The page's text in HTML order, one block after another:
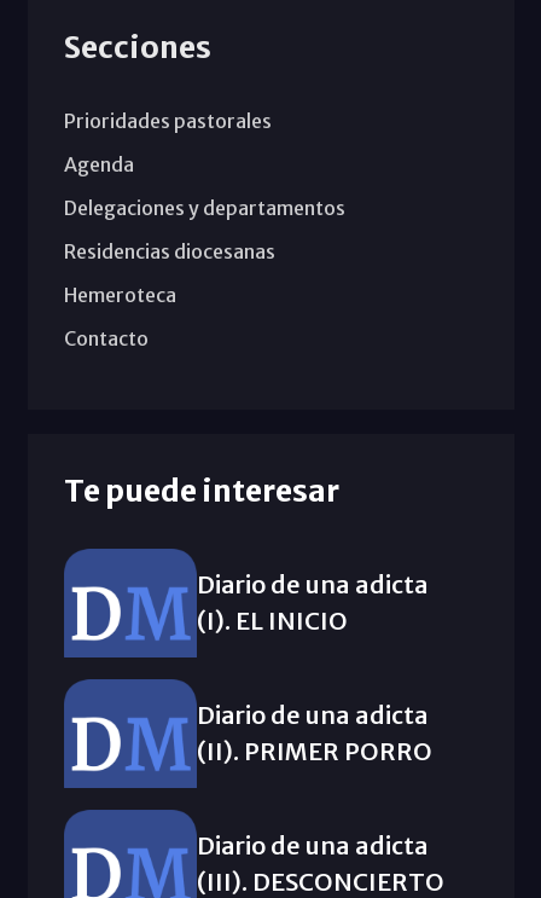
Secciones
Prioridades pastorales
Agenda
Delegaciones y departamentos
Residencias diocesanas
Hemeroteca
Contacto
Te puede interesar
Diario de una adicta
(I). EL INICIO
Diario de una adicta
(II). PRIMER PORRO
Diario de una adicta
(III). DESCONCIERTO